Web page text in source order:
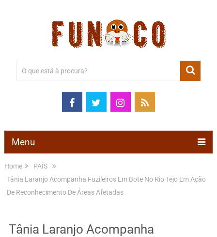
Menu
Home
PAÍS
Tânia Laranjo Acompanha Fuzileiros Em Bote No Rio Tejo Em Ação
De Reconhecimento De Áreas Afetadas
Tânia Laranjo Acompanha